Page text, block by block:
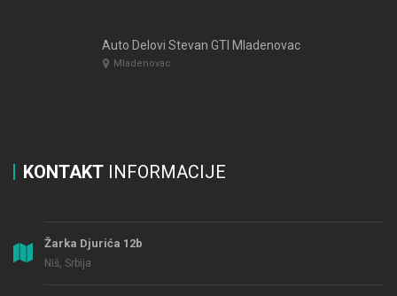
Auto Delovi Stevan GTI Mladenovac
Mladenovac
KONTAKT INFORMACIJE
Žarka Djurića 12b
Niš, Srbija